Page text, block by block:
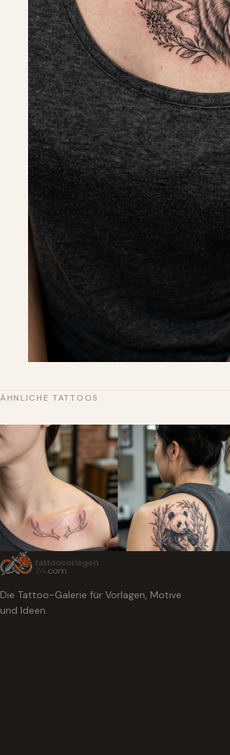
ÄHNLICHE TATTOOS
Die Tattoo-Galerie für Vorlagen, Motive
und Ideen.